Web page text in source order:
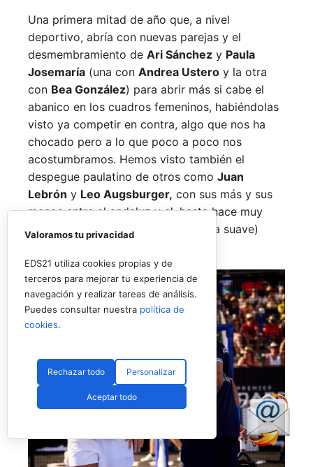
Una primera mitad de año que, a nivel
deportivo, abría con nuevas parejas y el
desmembramiento de Ari Sánchez y Paula
Josemaría (una con Andrea Ustero y la otra
con Bea González) para abrir más si cabe el
abanico en los cuadros femeninos, habiéndolas
visto ya competir en contra, algo que nos ha
chocado pero a lo que poco a poco nos
acostumbramos. Hemos visto también el
despegue paulatino de otros como Juan
Lebrón y Leo Augsburger, con sus más y sus
menos entre el andaluz y el, hasta hace muy
poco, tóxico (por decirlo de manera suave)
Valoramos tu privacidad
EDS21 utiliza cookies propias y de
terceros para mejorar tu experiencia de
navegación y realizar tareas de análisis.
Puedes consultar nuestra política de
cookies.
Rechazar todo Personalizar
Aceptar todo